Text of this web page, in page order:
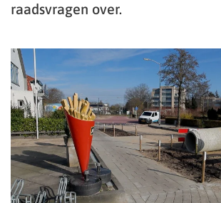
raadsvragen over.